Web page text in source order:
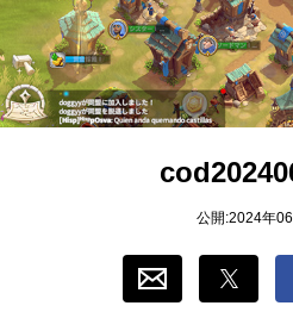
パズル/クイズ
ノベル
おすすめ
公開:2024年